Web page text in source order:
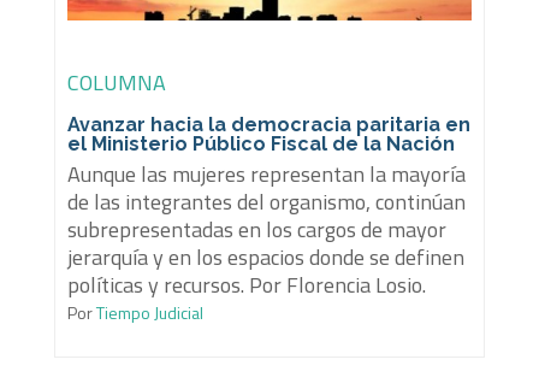
COLUMNA
Avanzar hacia la democracia paritaria en
el Ministerio Público Fiscal de la Nación
Aunque las mujeres representan la mayoría
de las integrantes del organismo, continúan
subrepresentadas en los cargos de mayor
jerarquía y en los espacios donde se definen
políticas y recursos. Por Florencia Losio.
PorTiempo Judicial